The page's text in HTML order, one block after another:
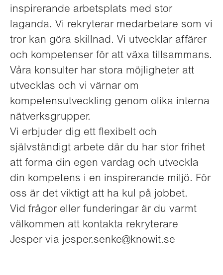
inspirerande arbetsplats med stor
laganda. Vi rekryterar medarbetare som vi
tror kan göra skillnad. Vi utvecklar affärer
och kompetenser för att växa tillsammans.
Våra konsulter har stora möjligheter att
utvecklas och vi värnar om
kompetensutveckling genom olika interna
nätverksgrupper.
Vi erbjuder dig ett flexibelt och
självständigt arbete där du har stor frihet
att forma din egen vardag och utveckla
din kompetens i en inspirerande miljö. För
oss är det viktigt att ha kul på jobbet.
Vid frågor eller funderingar är du varmt
välkommen att kontakta rekryterare
Jesper via jesper.senke@knowit.se